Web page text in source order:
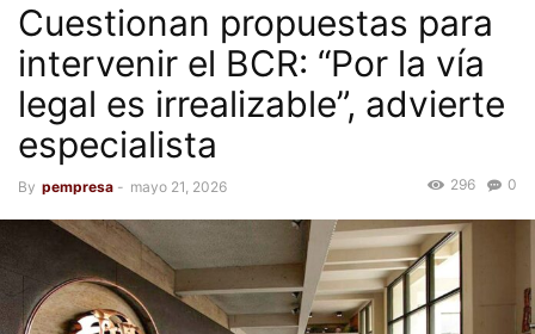
Cuestionan propuestas para
intervenir el BCR: “Por la vía
legal es irrealizable”, advierte
especialista
By pempresa - mayo 21, 2026 0
296